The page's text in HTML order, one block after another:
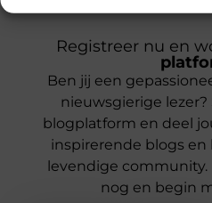
Registreer nu en
Ben jij een
nieuwsgierige lezer?
blogplatform en deel
inspirerende blogs en
levendige community.
nog en begin